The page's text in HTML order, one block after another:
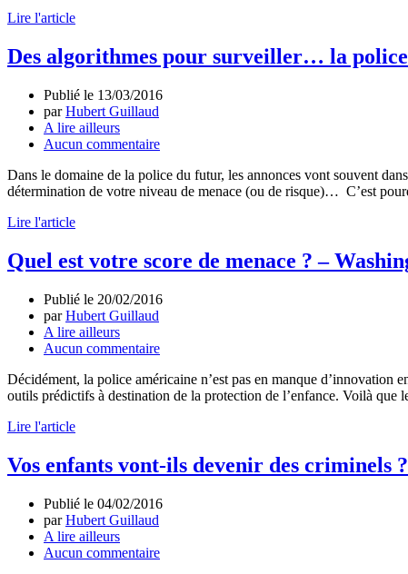
Lire l'article
Des algorithmes pour surveiller… la
Publié le 13/03/2016
parHubert Guillaud
A lire ailleurs
Aucun commentaire
Dans le domaine de la police du futur, les annonces vont souvent
détermination de votre niveau de menace (ou de risque)… C’est
Lire l'article
Quel est votre score de menace ? –
Publié le 20/02/2016
parHubert Guillaud
A lire ailleurs
Aucun commentaire
Décidément, la police américaine n’est pas en manque d’innovation
outils prédictifs à destination de la protection de l’enfance. Voilà
Lire l'article
Vos enfants vont-ils devenir des criminels
Publié le 04/02/2016
parHubert Guillaud
A lire ailleurs
Aucun commentaire